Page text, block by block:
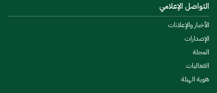
التواصل الإعلامي
الأخبار والإعلانات
الإصدارات
المجلة
الفعاليات
هوية الهيئة